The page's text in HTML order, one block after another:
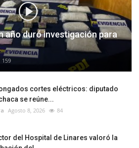
año duró investigación para
159
cortes eléctricos: diputado
se reúne...
Agosto 8, 2026 84
del Hospital de Linares valoró la